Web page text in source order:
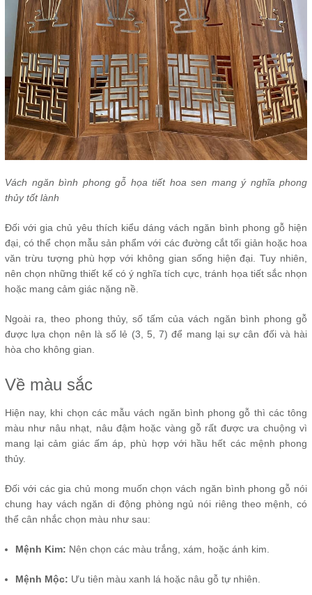
Vách ngăn bình phong gỗ họa tiết hoa sen mang ý nghĩa phong
thủy tốt lành
Đối với gia chủ yêu thích kiểu dáng vách ngăn bình phong gỗ hiện
đại, có thể chọn mẫu sản phẩm với các đường cắt tối giản hoặc hoa
văn trừu tượng phù hợp với không gian sống hiện đại. Tuy nhiên,
nên chọn những thiết kế có ý nghĩa tích cực, tránh họa tiết sắc nhọn
hoặc mang cảm giác nặng nề.
Ngoài ra, theo phong thủy, số tấm của vách ngăn bình phong gỗ
được lựa chọn nên là số lẻ (3, 5, 7) để mang lại sự cân đối và hài
hòa cho không gian.
Về màu sắc
Hiện nay, khi chọn các mẫu vách ngăn bình phong gỗ thì các tông
màu như nâu nhạt, nâu đậm hoặc vàng gỗ rất được ưa chuộng vì
mang lại cảm giác ấm áp, phù hợp với hầu hết các mệnh phong
thủy.
Đối với các gia chủ mong muốn chọn vách ngăn bình phong gỗ nói
chung hay vách ngăn di động phòng ngủ nói riêng theo mệnh, có
thể cân nhắc chọn màu như sau:
Mệnh Kim: Nên chọn các màu trắng, xám, hoặc ánh kim.
Mệnh Mộc: Ưu tiên màu xanh lá hoặc nâu gỗ tự nhiên.